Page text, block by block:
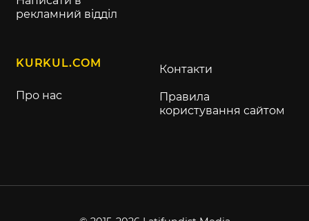
рекламний відділ
KURKUL.COM
Про нас
Контакти
Правила
користування сайтом